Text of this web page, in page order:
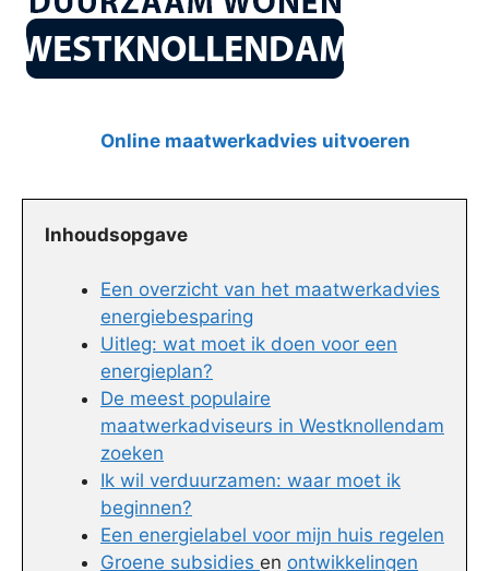
Online maatwerkadvies uitvoeren
Inhoudsopgave
Een overzicht van het maatwerkadvies
energiebesparing
Uitleg: wat moet ik doen voor een
energieplan?
De meest populaire
maatwerkadviseurs in Westknollendam
zoeken
Ik wil verduurzamen: waar moet ik
beginnen?
Een energielabel voor mijn huis regelen
Groene subsidies en ontwikkelingen